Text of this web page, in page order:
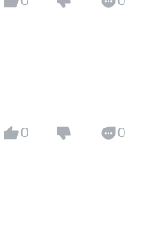
速地了解对方。
0 0